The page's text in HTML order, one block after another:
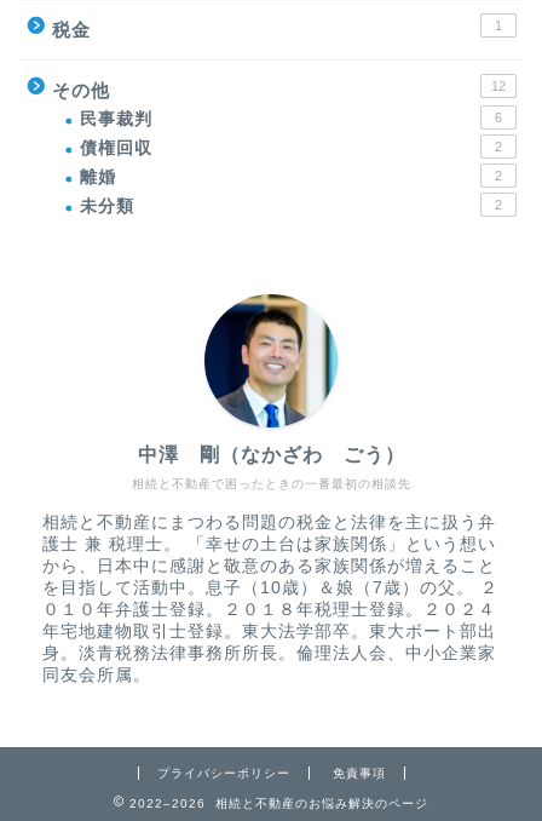
税金 1
その他 12
民事裁判 6
債権回収 2
離婚 2
未分類 2
相続と不動産で困ったときの一番最初の相談先
中澤 剛（なかざわ ごう）
相続と不動産にまつわる問題の税金と法律を主に扱う弁
護士 兼 税理士。 「幸せの土台は家族関係」という想い
から、日本中に感謝と敬意のある家族関係が増えること
を目指して活動中。息子（10歳）＆娘（7歳）の父。 ２
０１０年弁護士登録。２０１８年税理士登録。２０２４
年宅地建物取引士登録。東大法学部卒。東大ボート部出
身。淡青税務法律事務所所長。倫理法人会、中小企業家
同友会所属。
プライバシーポリシー 免責事項
2022–2026 相続と不動産のお悩み解決のページ